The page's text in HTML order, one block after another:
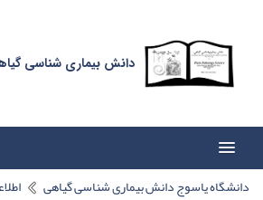
دانش بیماری شناسی
دانشگاه یاسوج دانش بیماری شناسی گیاهی